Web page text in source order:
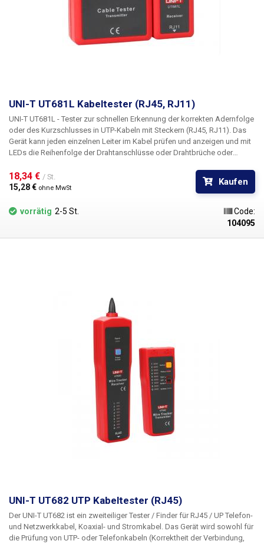
UNI-T UT681L Kabeltester (RJ45, RJ11)
UNI-T UT681L - Tester zur schnellen Erkennung der korrekten Adernfolge
oder des Kurzschlusses in UTP-Kabeln mit Steckern (RJ45, RJ11). Das
Gerät kann jeden einzelnen Leiter im Kabel prüfen und anzeigen und mit
LEDs die Reihenfolge der Drahtanschlüsse oder Drahtbrüche oder
Prüfer und IT-Techniker, die schnell Kabelverbindungen (gerade,
gekreuzt) identifizieren oder den Zustand von UTP-Kabeln prüfen
Kurzschluss-, Überkreuzungs- und Stromkreisunterbrechungstest
Prüfung geschirmter und ungeschirmter Leitungen Automatische
18,34 € / St.
15,28 € ohne MwSt
Kaufen
vorrätig 2-5 St.
Code:
104095
UNI-T UT682 UTP Kabeltester (RJ45)
Der UNI-T UT682 ist ein zweiteiliger Tester / Finder für RJ45 / UP Telefon-
und Netzwerkkabel, Koaxial- und Stromkabel. Das Gerät wird sowohl für
die Prüfung von UTP- oder Telefonkabeln (Korrektheit der Verbindung,